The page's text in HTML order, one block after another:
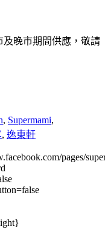
及晚市期間供應，敬請
, Supermami,
, 逸東軒
pages/